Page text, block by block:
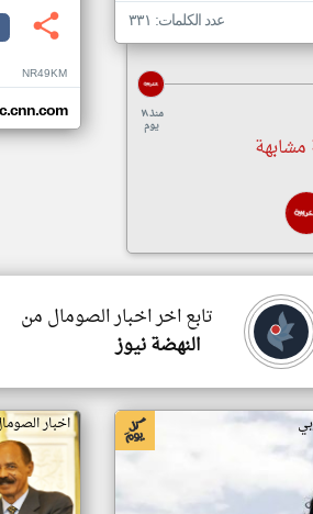
عدد الكلمات: ٣٣١
منذ ١٨
يوم
مشابهة
NR49KM
تابع اخر اخبار الصومال من
النهضة نيوز
اخبار